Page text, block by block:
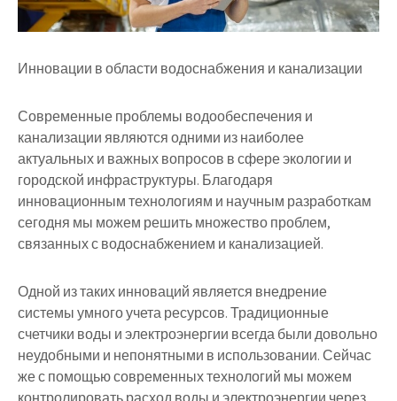
Инновации в области водоснабжения и канализации
Современные проблемы водообеспечения и
канализации являются одними из наиболее
актуальных и важных вопросов в сфере экологии и
городской инфраструктуры. Благодаря
инновационным технологиям и научным разработкам
сегодня мы можем решить множество проблем,
связанных с водоснабжением и канализацией.
Одной из таких инноваций является внедрение
системы умного учета ресурсов. Традиционные
счетчики воды и электроэнергии всегда были довольно
неудобными и непонятными в использовании. Сейчас
же с помощью современных технологий мы можем